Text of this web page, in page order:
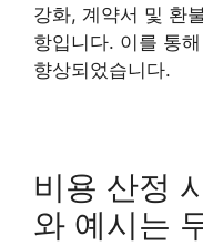
강화, 계약서 및 환
항입니다. 이를 통
향상되었습니다.
비용 산정
와 예시는